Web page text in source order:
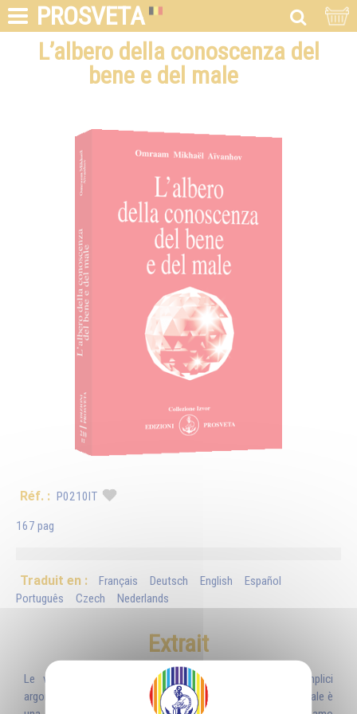
PROSVETA
L’albero della conoscenza del
bene e del male
Réf. : P0210IT
167 pag
Traduit en : Français Deutsch English
Español
Português
Czech Nederlands
Extrait
Le vere risposte al problema del male non sono semplici
argomentazioni ma metodi. Qualunque sia la sua origine, il male è